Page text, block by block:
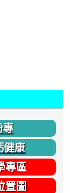
專
健康
專區
置圖